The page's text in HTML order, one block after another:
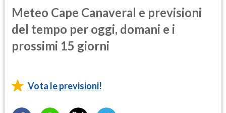
Meteo Cape Canaveral e previsioni
del tempo per oggi, domani e i
prossimi 15 giorni
Vota le previsioni!